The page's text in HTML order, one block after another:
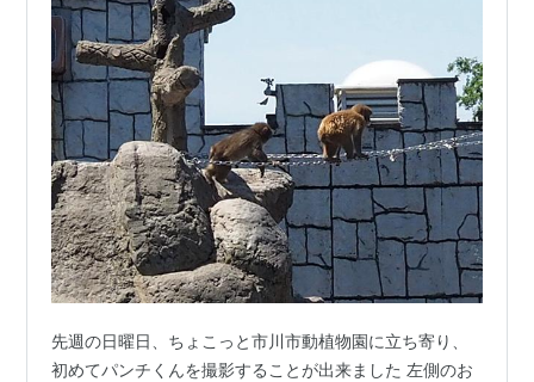
先週の日曜日、ちょこっと市川市動植物園に立ち寄り、
初めてパンチくんを撮影することが出来ました 左側のお